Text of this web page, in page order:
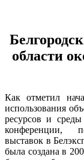
области
Как отметил
использования
ресурсов и
конференции,
выставок в
была создана в